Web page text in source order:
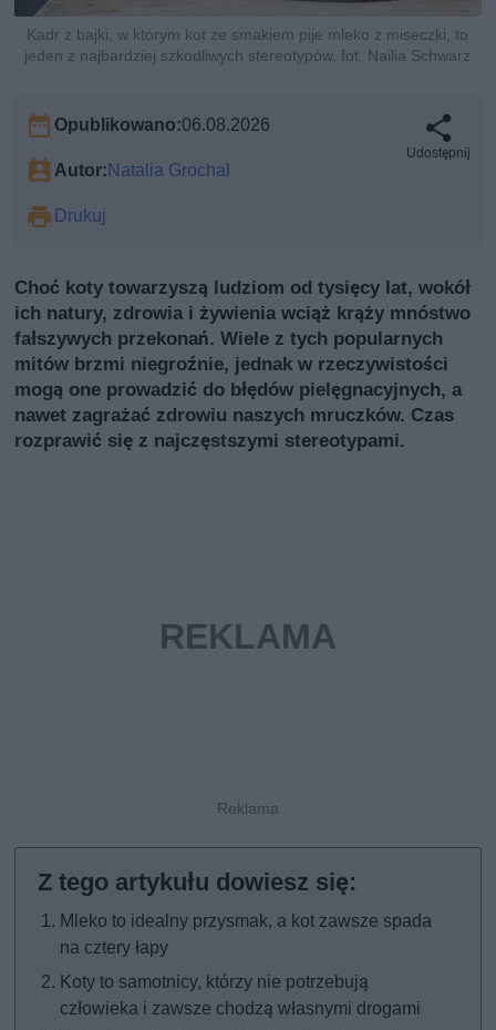
Kadr z bajki, w którym kot ze smakiem pije mleko z miseczki, to
jeden z najbardziej szkodliwych stereotypów, fot. Nailia Schwarz
Opublikowano:06.08.2026
Autor:Natalia Grochal
Drukuj
Udostępnij
Choć koty towarzyszą ludziom od tysięcy lat, wokół
ich natury, zdrowia i żywienia wciąż krąży mnóstwo
fałszywych przekonań. Wiele z tych popularnych
mitów brzmi niegroźnie, jednak w rzeczywistości
mogą one prowadzić do błędów pielęgnacyjnych, a
nawet zagrażać zdrowiu naszych mruczków. Czas
rozprawić się z najczęstszymi stereotypami.
Mleko to idealny przysmak, a kot zawsze spada
na cztery łapy
Koty to samotnicy, którzy nie potrzebują
człowieka i zawsze chodzą własnymi drogami